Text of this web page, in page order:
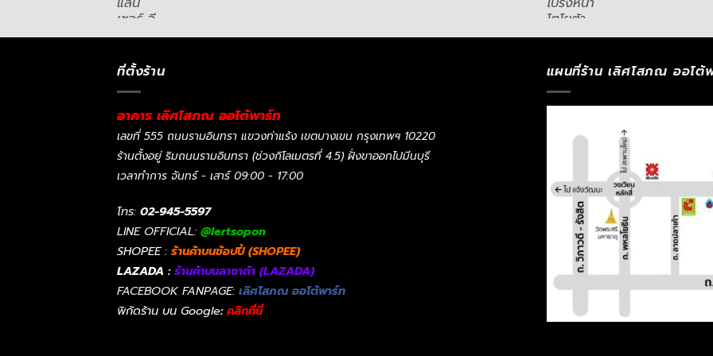
ที่ตั้งร้าน
อาคาร เลิศโสภณ ออโต้พาร์ท
เลขที่ 555 ถนนรามอินทรา แขวงท่าแร้ง เขตบางเขน กรุงเทพฯ 10220
ร้านตั้งอยู่ ริมถนนรามอินทรา (ช่วงกิโลเมตรที่ 4.5) ฝั่งขาออกไปมีนบุรี
เวลาทำการ จันทร์ - เสาร์ 09:00 - 17:00
โทร: 02-945-5597
LINE OFFICIAL: @lertsopon
SHOPEE : ร้านค้าบนช้อปปี้ (SHOPEE)
LAZADA :ร้านค้าบนลาซาด้า (LAZADA)
FACEBOOK FANPAGE: เลิศโสภณ ออโต้พาร์ท
พิกัดร้าน บน Google: คลิกที่นี่
แผนที่ร้าน เลิศโสภณ ออโต้